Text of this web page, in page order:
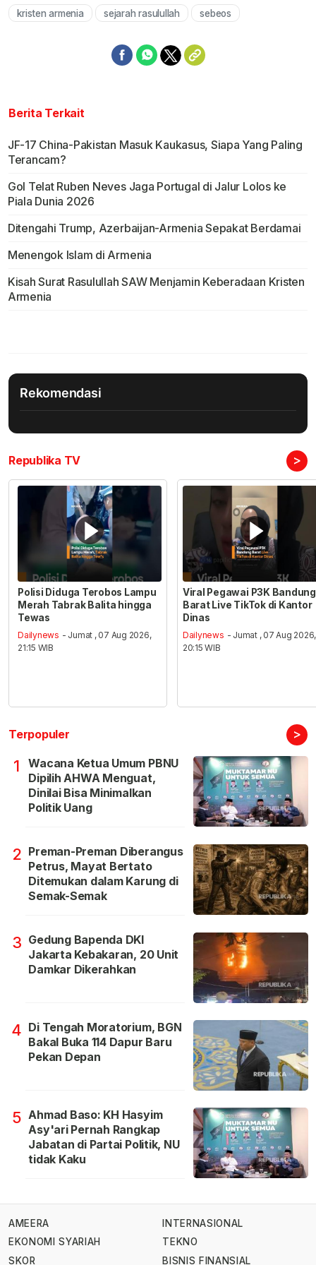
kristen armenia sejarah rasulullah sebeos
Berita Terkait
JF-17 China-Pakistan Masuk Kaukasus, Siapa Yang Paling
Terancam?
Gol Telat Ruben Neves Jaga Portugal di Jalur Lolos ke
Piala Dunia 2026
Ditengahi Trump, Azerbaijan-Armenia Sepakat Berdamai
Menengok Islam di Armenia
Kisah Surat Rasulullah SAW Menjamin Keberadaan Kristen
Armenia
Rekomendasi
Republika TV >
Polisi Diduga Terobos Lampu
Merah Tabrak Balita hingga
Tewas
Dailynews - Jumat , 07 Aug 2026,
21:15 WIB
Viral Pegawai P3K Bandung
Barat Live TikTok di Kantor
Dinas
Dailynews - Jumat , 07 Aug 2026,
20:15 WIB
Terpopuler >
1
Wacana Ketua Umum PBNU
Dipilih AHWA Menguat,
Dinilai Bisa Minimalkan
Politik Uang
2 Preman-Preman Diberangus
Petrus, Mayat Bertato
Ditemukan dalam Karung di
Semak-Semak
3 Gedung Bapenda DKI
Jakarta Kebakaran, 20 Unit
Damkar Dikerahkan
4 Di Tengah Moratorium, BGN
Bakal Buka 114 Dapur Baru
Pekan Depan
5 Ahmad Baso: KH Hasyim
Asy'ari Pernah Rangkap
Jabatan di Partai Politik, NU
tidak Kaku
AMEERA
EKONOMI SYARIAH
SKOR
INTERNASIONAL
TEKNO
BISNIS FINANSIAL